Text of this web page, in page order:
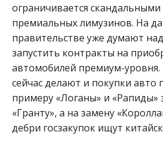
ограничивается
премиальных лимузинов. На
правительстве уже думают
запустить контракты на
автомобилей премиум-уровня.
сейчас делают и покупки авто
примеру «Логаны» и «Рапиды»
«Гранту», а на замену
дебри госзакупок ищут